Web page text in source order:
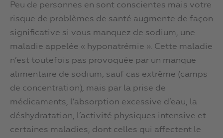
Peu de personnes en sont conscientes mais votre
risque de problèmes de santé augmente de façon
significative si vous manquez de sodium, une
maladie appelée « hyponatrémie ». Cette maladie
n’est toutefois pas provoquée par un manque
alimentaire de sodium, sauf cas extrême (camps
de concentration), mais par la prise de
médicaments, l’absorption excessive d’eau, la
déshydratation, l’activité physiques intensive et
certaines maladies, dont celles qui affectent le